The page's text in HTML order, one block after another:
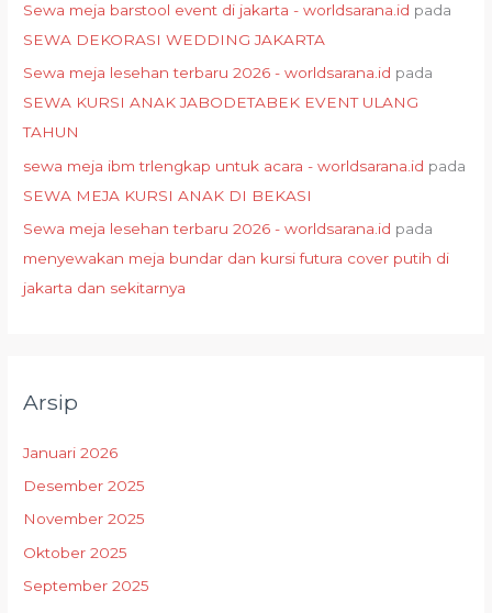
Sewa meja barstool event di jakarta - worldsarana.id pada
SEWA DEKORASI WEDDING JAKARTA
Sewa meja lesehan terbaru 2026 - worldsarana.id pada
SEWA KURSI ANAK JABODETABEK EVENT ULANG
TAHUN
sewa meja ibm trlengkap untuk acara - worldsarana.id pada
SEWA MEJA KURSI ANAK DI BEKASI
Sewa meja lesehan terbaru 2026 - worldsarana.id pada
menyewakan meja bundar dan kursi futura cover putih di
jakarta dan sekitarnya
Arsip
Januari 2026
Desember 2025
November 2025
Oktober 2025
September 2025